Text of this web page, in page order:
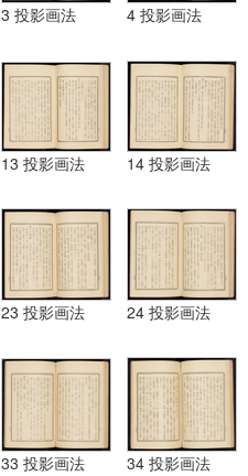
3 投影画法 4 投影画法
13 投影画法 14 投影画法
23 投影画法 24 投影画法
33 投影画法 34 投影画法